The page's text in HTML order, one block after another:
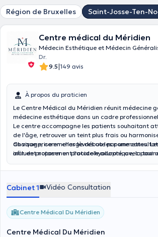
Région de Bruxelles Saint-Josse-Ten-
Centre médical du Méridien
Médecin Esthétique et Médecin
Dr.
9.5|149 avis
À propos du praticien
Le Centre Médical du Méridien réunit médecine
médecine esthétique dans un cadre
Le centre accompagne les patients souhaitant
de l'âge, retrouver un teint plus frais ou
du visage, comme les lèvres ou les pommettes.
incluent notamment l'acide hyaluronique, la
Chaque prise en charge débute par une
afin de proposer un protocole adapté, avec pour
Cabinet 1 Vidéo Consultation
Centre Médical Du Méridien
Centre Médical Du Méridien